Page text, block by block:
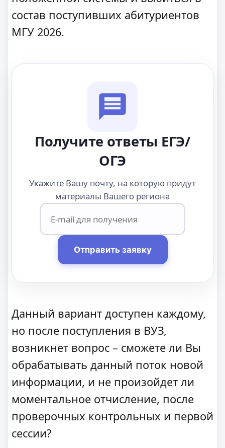
состав поступивших абитуриентов
МГУ 2026.
Получите ответы ЕГЭ/
ОГЭ
Укажите Вашу почту, на которую придут
материалы Вашего региона
Отправить заявку
Данный вариант доступен каждому,
но после поступления в ВУЗ,
возникнет вопрос – сможете ли Вы
обрабатывать данный поток новой
информации, и не произойдет ли
моментальное отчисление, после
проверочных контрольных и первой
сессии?